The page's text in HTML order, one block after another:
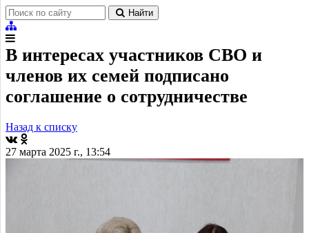
Найти
В интересах участников СВО и
членов их семей подписано
соглашение о сотрудничестве
Назад к списку
27 марта 2025 г., 13:54